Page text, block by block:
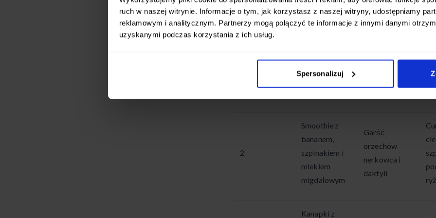
ruch w naszej witrynie. Informacje o tym, jak korzystasz z naszej witryny, udostępniamy
reklamowym i analitycznym. Partnerzy mogą połączyć te informacje z innymi danymi
uzyskanymi podczas korzystania z ich usług.
Spersonalizuj
Owsianka na
orzechami
garścią
2
Smoothie z
bananem,
szpinakiem i
mlekiem
migdałowym
Garść
orzechów
nerkowca i
daktyli
Kanapki z